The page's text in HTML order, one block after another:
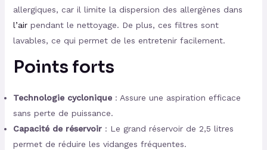
allergiques, car il limite la dispersion des allergènes dans
l’airpendant le nettoyage. De plus, ces filtres sont
lavables, ce qui permet de les entretenir facilement.
Points forts
Technologie cyclonique: Assure une aspiration efficace
sans perte de puissance.
Capacité de réservoir: Le grand réservoir de 2,5 litres
permet de réduire les vidanges fréquentes.